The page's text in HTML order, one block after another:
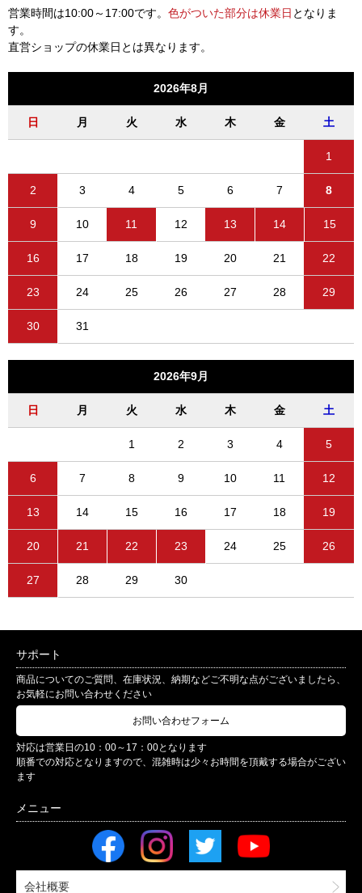
営業時間は10:00～17:00です。 色がついた部分は休業日 となりま
す。
直営ショップの休業日とは異なります。
2026年8月
日 月 火 水 木 金 土
1
2 3 4 5 6 7 8
9 10 11 12 13 14 15
16 17 18 19 20 21 22
23 24 25 26 27 28 29
30 31
2026年9月
日 月 火 水 木 金 土
1 2 3 4 5
6 7 8 9 10 11 12
13 14 15 16 17 18 19
20 21 22 23 24 25 26
27 28 29 30
サポート
商品についてのご質問、在庫状況、納期などご不明な点がございましたら、
お気軽にお問い合わせください
お問い合わせフォーム
対応は営業日の10：00～17：00となります
順番での対応となりますので、混雑時は少々お時間を頂戴する場合がござい
ます
会社概要